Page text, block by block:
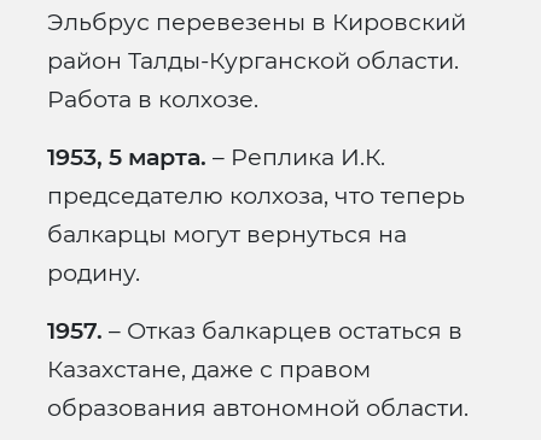
Эльбрус перевезены в Кировский
район Талды-Курганской области.
Работа в колхозе.
1953, 5 марта. – Реплика И.К.
председателю колхоза, что теперь
балкарцы могут вернуться на
родину.
1957. – Отказ балкарцев остаться в
Казахстане, даже с правом
образования автономной области.